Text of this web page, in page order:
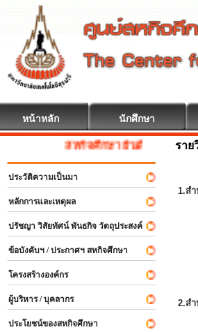
หน้าหลัก นักศึกษา
สหกิจศึกษา ยินดีต้อนรับ
ประวัติความเป็นมา
หลักการและเหตุผล
ปรัชญา วิสัยทัศน์ พันธกิจ วัตถุประสงค์
ข้อบังคับฯ / ประกาศฯ สหกิจศึกษา
โครงสร้างองค์กร
ผู้บริหาร / บุคลากร
ประโยชน์ของสหกิจศึกษา
ราย
1.ส
2.ส